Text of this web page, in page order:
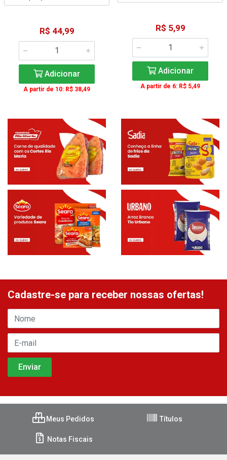
R$ 44,99
Adicionar
A partir de 10: R$ 38,49
R$ 5,99
Adicionar
A partir de 6: R$ 5,49
Cadastre-se para receber nossas ofertas!
Meus Pedidos Títulos
Notas Fiscais